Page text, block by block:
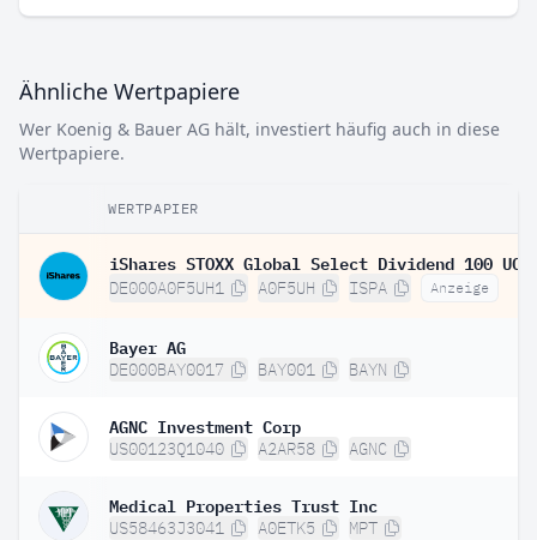
Ähnliche Wertpapiere
Wer Koenig & Bauer AG hält, investiert häufig auch in diese
Wertpapiere.
WERTPAPIER
DE000A0F5UH1 A0F5UH ISPA Anzeige
Bayer AG
DE000BAY0017 BAY001 BAYN
AGNC Investment Corp
US00123Q1040 A2AR58 AGNC
Medical Properties Trust Inc
US58463J3041 A0ETK5 MPT